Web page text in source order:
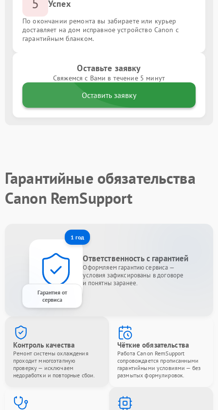
Успех
По окончании ремонта вы забираете или курьер
доставляет на дом исправное устройство Canon с
гарантийным бланком.
Оставьте заявку
Свяжемся с Вами в течение 5 минут
Оставить заявку
Гарантийные обязательства
Canon RemSupport
1 год
Гарантия от
сервиса
Ответственность с гарантией
Оформляем гарантию сервиса —
условия зафиксированы в договоре
и понятны заранее.
Контроль качества
Ремонт системы охлаждения
проходит многоэтапную
проверку — исключаем
недоработки и повторные сбои.
Чёткие обязательства
Работа Canon RemSupport
сопровождается прописанными
гарантийными условиями — без
размытых формулировок.